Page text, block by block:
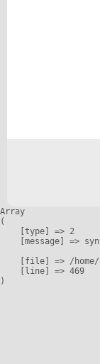
Array
(
    [type] => 2
[message] =>
[file] => /
    [line] => 469